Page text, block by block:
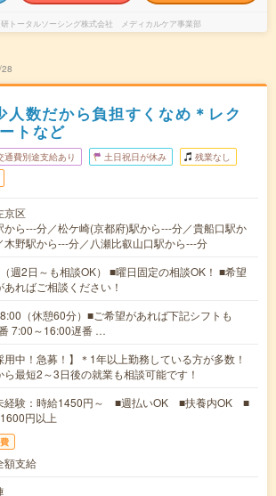
研トータルソーシング株式会社 メディカルケア事業部
人数だから負担すくなめ＊レク
トなど
通費別途支給あり 土日祝日が休み 残業なし
京区
から---分／松ケ崎(京都府)駅から---分／貴船口駅か
木野駅から---分／八瀬比叡山口駅から---分
週2日～も相談OK） ■曜日固定の相談OK！ ■希望
あればご相談ください！
（休憩60分）■ご希望があれば下記シフトも
7:00～16:00遅番 …
用中！急募！】＊1年以上勤務している方が多数！
ら最短2～3日後の就業も相談可能です！
経験：時給1450円～ ■週払いOK ■扶養内OK ■
円以上
額支給